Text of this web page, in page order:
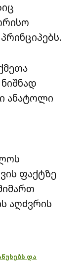
ანატოლი
ფაქტზე
აღძვრის
და